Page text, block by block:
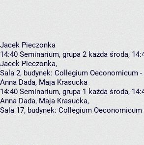
Jacek Pieczonka
14:40 Seminarium, grupa 2 każda środa,
Jacek Pieczonka,
Sala 2, budynek: Collegium Oeconomicum -
Anna Dada, Maja Krasucka
14:40 Seminarium, grupa 1 każda środa,
Anna Dada, Maja Krasucka,
Sala 17, budynek: Collegium Oeconomicum